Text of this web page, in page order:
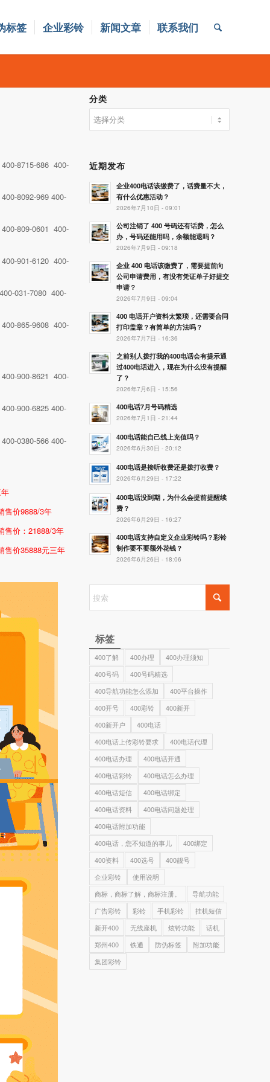
标签 企业彩铃 新闻文章 联系我们
8715-686 400-
8092-969 400-
809-0601 400-
901-6120 400-
031-7080 400-
865-9608 400-
900-8621 400-
900-6825 400-
0380-566 400-
售价9888/3年
售价：21888/3年
售价35888元三年
分类
类
近期发布
企业400电话该缴费了，话费量不大，
有什么优惠活动？
2026年7月10日 - 09:01
公司注销了 400 号码还有话费，怎么
办，号码还能用吗，余额能退吗？
2026年7月9日 - 09:18
企业 400 电话该缴费了，需要提前向
公司申请费用，有没有凭证单子好提交
申请？
2026年7月9日 - 09:04
400 电话开户资料太繁琐，还需要合同
打印盖章？有简单的方法吗？
2026年7月7日 - 16:36
之前别人拨打我的400电话会有提示通
过400电话进入，现在为什么没有提醒
了？
2026年7月6日 - 15:56
400电话7月号码精选
2026年7月1日 - 21:44
400电话能自己线上充值吗？
2026年6月30日 - 20:12
400电话是接听收费还是拨打收费？
2026年6月29日 - 17:22
400电话没到期，为什么会提前提醒续
费？
2026年6月29日 - 16:27
400电话支持自定义企业彩铃吗？彩铃
制作要不要额外花钱？
2026年6月26日 - 18:06
标签
400了解 400办理
400办理须知
400号码
400号码精选
400导航功能怎么添加
400平台操作
400开号
400彩铃
400新开
400新开户
400电话
400电话上传彩铃要求
400电话代理
400电话办理
400电话开通
400电话彩铃
400电话怎么办理
400电话短信
400电话绑定
400电话资料
400电话问题处理
400电话附加功能
400电话，您不知道的事儿
400绑定
400资料
400选号
400靓号
企业彩铃
使用说明
商标，商标了解，商标注册。
导航功能
广告彩铃
彩铃 手机彩铃
挂机短信
新开400
无线座机 炫铃功能
话机
郑州400
铁通 防伪标签
附加功能
集团彩铃